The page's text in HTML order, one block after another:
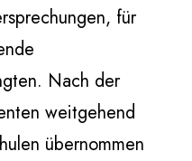
für
Nach der
weitgehend
übernommen